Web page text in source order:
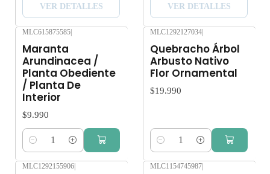
VER DETALLES VER DETALLES
MLC615875585
Maranta
Arundinacea /
Planta Obediente
/ Planta De
Interior
$9.990
Cantidad
MLC1292127034
Quebracho Árbol
Arbusto Nativo
Flor Ornamental
$19.990
Cantidad
MLC1292155906| MLC1154745987|